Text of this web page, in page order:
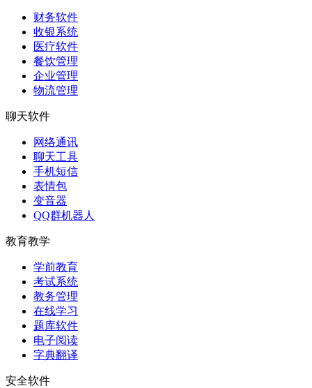
财务软件
收银系统
医疗软件
餐饮管理
企业管理
物流管理
聊天软件
网络通讯
聊天工具
手机短信
表情包
变音器
QQ群机器人
教育教学
学前教育
考试系统
教务管理
在线学习
题库软件
电子阅读
字典翻译
安全软件